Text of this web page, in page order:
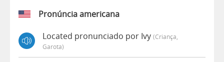
Pronúncia americana
Located pronunciado por Ivy (criança,
Garota)